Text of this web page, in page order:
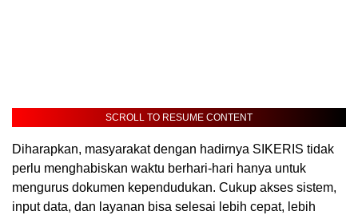
SCROLL TO RESUME CONTENT
Diharapkan, masyarakat dengan hadirnya SIKERIS tidak
perlu menghabiskan waktu berhari-hari hanya untuk
mengurus dokumen kependudukan. Cukup akses sistem,
input data, dan layanan bisa selesai lebih cepat, lebih